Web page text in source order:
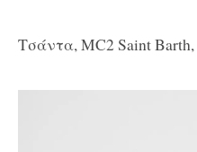
Τσάντα, MC2 Saint Barth,